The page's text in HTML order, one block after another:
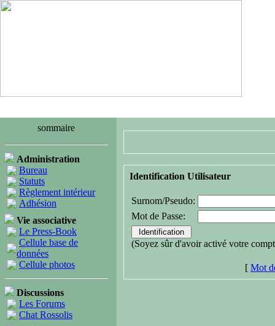
sommaire
Administration
Bureau
Statuts
Règlement intérieur
Adhésion
Vie associative
Le Press-Book
Cellule base de
données
Cellule photos
Discussions
Les Forums
Chat Rossolis
Identification Utilisateur
Surnom/Pseudo:
Mot de Passe:
(Soyez sûr d'avoir activé votre
[ Mot